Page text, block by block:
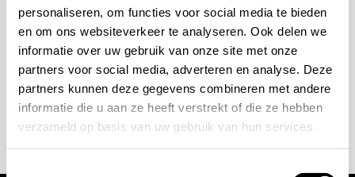
personaliseren, om functies voor social media te bieden
en om ons websiteverkeer te analyseren. Ook delen we
informatie over uw gebruik van onze site met onze
partners voor social media, adverteren en analyse. Deze
partners kunnen deze gegevens combineren met andere
informatie die u aan ze heeft verstrekt of die ze hebben
verzameld op basis van uw gebruik van hun services.
+31 10 28 575 85
projects@stonecompany.nl
AFSPRAAK MAKEN